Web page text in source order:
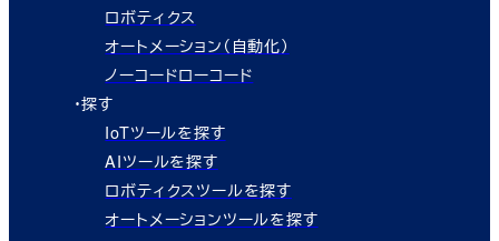
ロボティクス
オートメーション（自動化）
ノーコードローコード
・探す
IoTツールを探す
AIツールを探す
ロボティクスツールを探す
オートメーションツールを探す